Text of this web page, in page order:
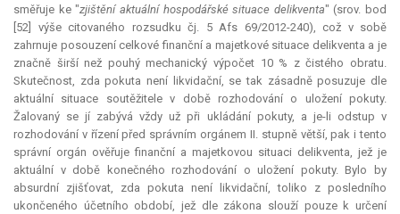
směřuje ke "zjištění aktuální hospodářské situace delikventa" (srov. bod
[52] výše citovaného rozsudku čj. 5 Afs 69/2012-240), což v sobě
zahrnuje posouzení celkové finanční a majetkové situace delikventa a je
značně širší než pouhý mechanický výpočet 10 % z čistého obratu.
Skutečnost, zda pokuta není likvidační, se tak zásadně posuzuje dle
aktuální situace soutěžitele v době rozhodování o uložení pokuty.
Žalovaný se jí zabývá vždy už při ukládání pokuty, a je-li odstup v
rozhodování v řízení před správním orgánem II. stupně větší, pak i tento
správní orgán ověřuje finanční a majetkovou situaci delikventa, jež je
aktuální v době konečného rozhodování o uložení pokuty. Bylo by
absurdní zjišťovat, zda pokuta není likvidační, toliko z posledního
ukončeného účetního období, jež dle zákona slouží pouze k určení